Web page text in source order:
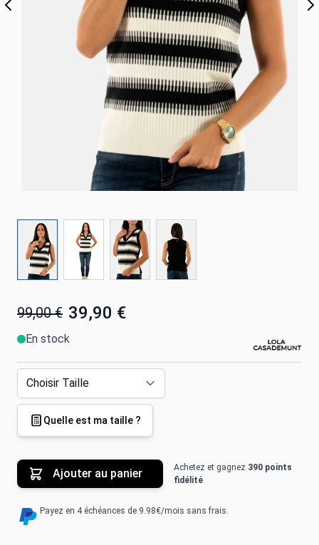
99,00 € 39,90 €
En stock
Quelle est ma taille ?
Ajouter au panier Achetez et gagnez 390 points
fidélité
Payez en 4 échéances de 9.98€/mois sans frais.